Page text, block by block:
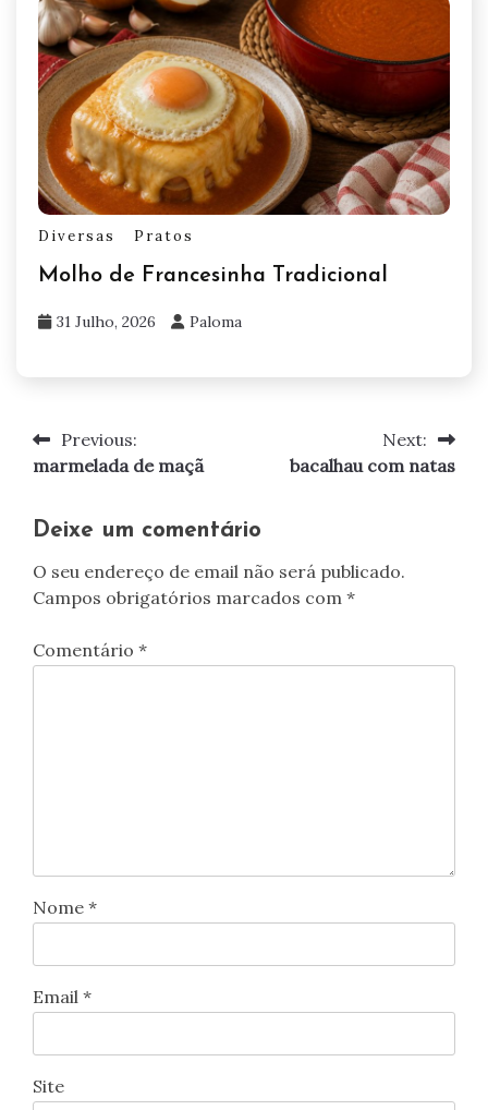
Diversas Pratos
Molho de Francesinha Tradicional
31 Julho, 2026 Paloma
Navegação
artigos
Previous:
marmelada de maçã
Next:
bacalhau com natas
Deixe um comentário
O seu endereço de email não será publicado.
Campos obrigatórios marcados com *
Comentário *
Nome *
Email *
Site